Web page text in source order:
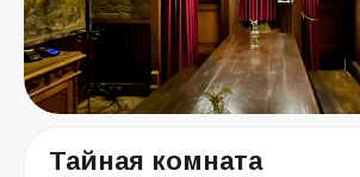
Тайная комната